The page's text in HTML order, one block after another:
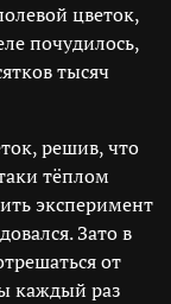
цветок,
почудилось,
тысяч
решив, что
тёплом
эксперимент
Зато в
от
каждый раз